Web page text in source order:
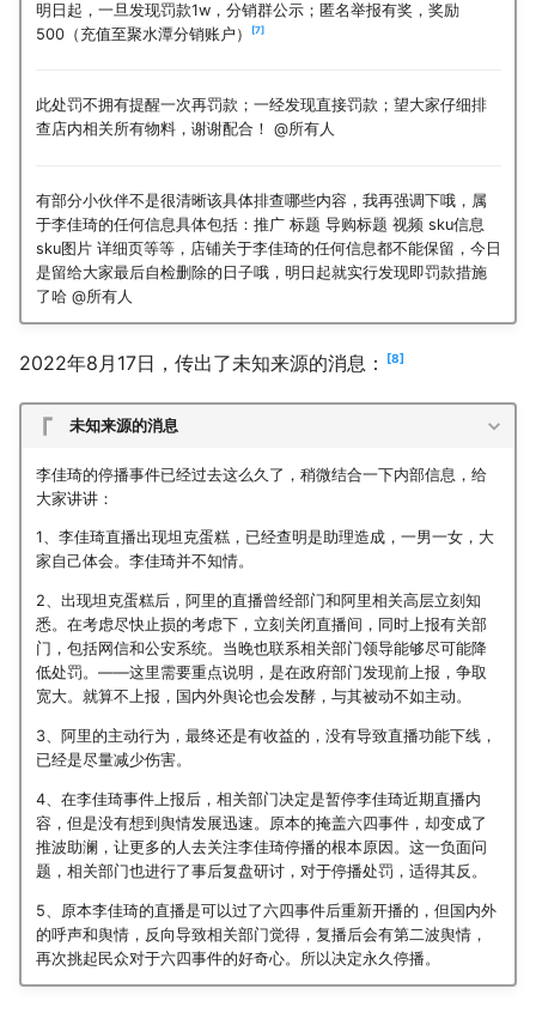
明日起，一旦发现罚款1w，分销群公示；匿名举报有奖，奖励
500（充值至聚水潭分销账户）
7
此处罚不拥有提醒一次再罚款；一经发现直接罚款；望大家仔细排
查店内相关所有物料，谢谢配合！ @所有人
有部分小伙伴不是很清晰该具体排查哪些内容，我再强调下哦，属
于李佳琦的任何信息具体包括：推广 标题 导购标题 视频 sku信息
sku图片 详细页等等，店铺关于李佳琦的任何信息都不能保留，今日
是留给大家最后自检删除的日子哦，明日起就实行发现即罚款措施
了哈 @所有人
2022年8月17日，传出了未知来源的消息： 8
未知来源的消息
李佳琦的停播事件已经过去这么久了，稍微结合一下内部信息，给
大家讲讲：
1、李佳琦直播出现坦克蛋糕，已经查明是助理造成，一男一女，大
家自己体会。李佳琦并不知情。
2、出现坦克蛋糕后，阿里的直播曾经部门和阿里相关高层立刻知
悉。在考虑尽快止损的考虑下，立刻关闭直播间，同时上报有关部
门，包括网信和公安系统。当晚也联系相关部门领导能够尽可能降
低处罚。——这里需要重点说明，是在政府部门发现前上报，争取
宽大。就算不上报，国内外舆论也会发酵，与其被动不如主动。
3、阿里的主动行为，最终还是有收益的，没有导致直播功能下线，
已经是尽量减少伤害。
4、在李佳琦事件上报后，相关部门决定是暂停李佳琦近期直播内
容，但是没有想到舆情发展迅速。原本的掩盖六四事件，却变成了
推波助澜，让更多的人去关注李佳琦停播的根本原因。这一负面问
题，相关部门也进行了事后复盘研讨，对于停播处罚，适得其反。
5、原本李佳琦的直播是可以过了六四事件后重新开播的，但国内外
的呼声和舆情，反向导致相关部门觉得，复播后会有第二波舆情，
再次挑起民众对于六四事件的好奇心。所以决定永久停播。